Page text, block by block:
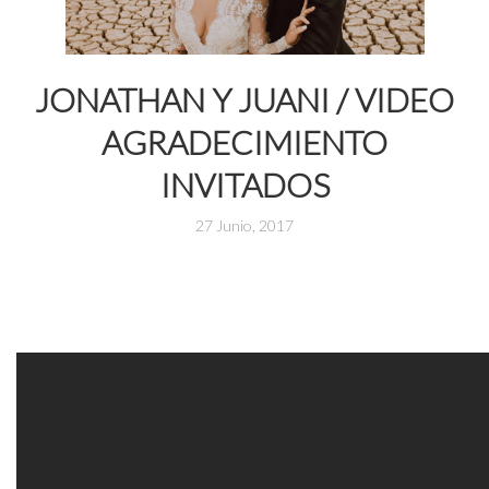
JONATHAN Y JUANI / VIDEO
AGRADECIMIENTO
INVITADOS
27 Junio, 2017